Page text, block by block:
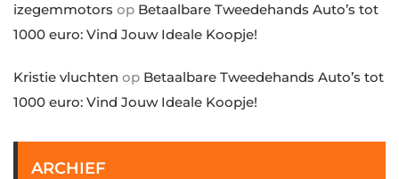
izegemmotors op Betaalbare Tweedehands Auto’s tot
1000 euro: Vind Jouw Ideale Koopje!
Kristie vluchten op Betaalbare Tweedehands Auto’s tot
1000 euro: Vind Jouw Ideale Koopje!
ARCHIEF